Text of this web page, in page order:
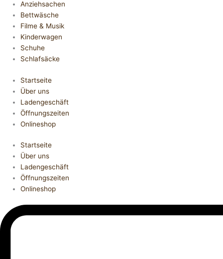
Anziehsachen
Bettwäsche
Filme & Musik
Kinderwagen
Schuhe
Schlafsäcke
Startseite
Über uns
Ladengeschäft
Öffnungszeiten
Onlineshop
Startseite
Über uns
Ladengeschäft
Öffnungszeiten
Onlineshop